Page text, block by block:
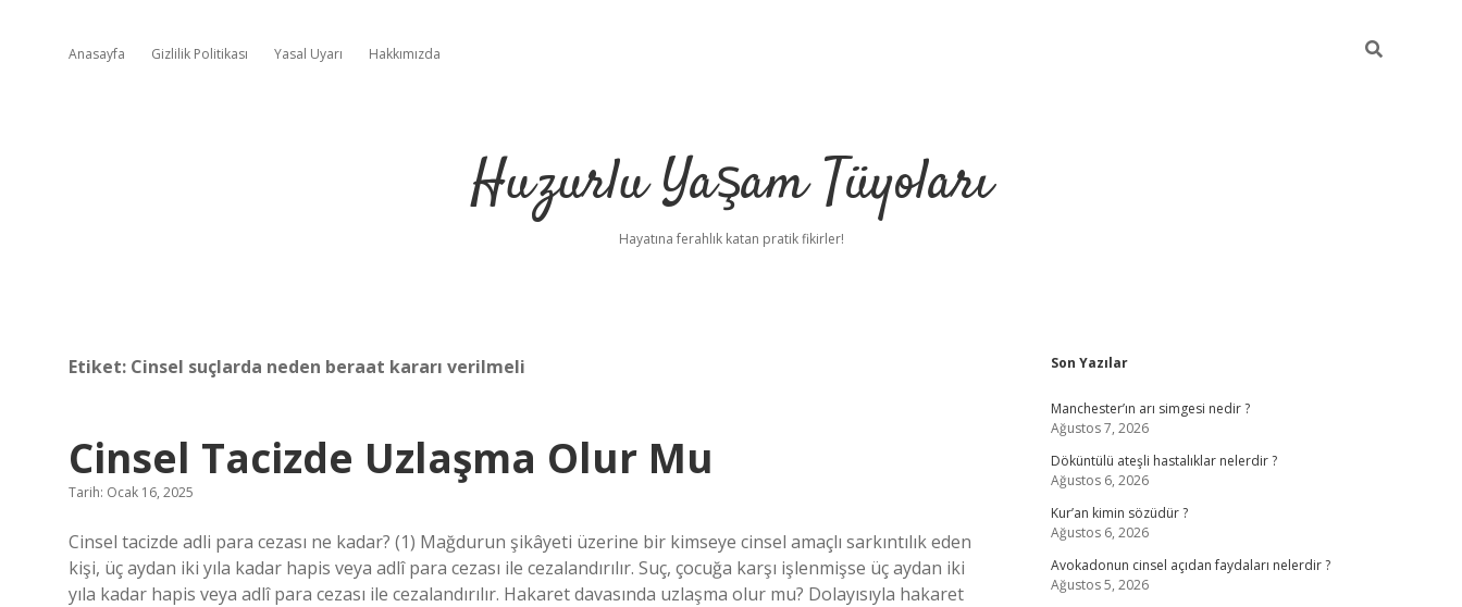
Anasayfa Gizlilik Politikası Yasal Uyarı Hakkımızda
Huzurlu Yaşam Tüyoları
Hayatına ferahlık katan pratik fikirler!
Etiket: Cinsel suçlarda neden beraat kararı verilmeli
Cinsel Tacizde Uzlaşma Olur Mu
Tarih: Ocak 16, 2025
Cinsel tacizde adli para cezası ne kadar? (1) Mağdurun şikâyeti üzerine bir kimseye cinsel amaçlı sarkıntılık eden
kişi, üç aydan iki yıla kadar hapis veya adlî para cezası ile cezalandırılır. Suç, çocuğa karşı işlenmişse üç aydan iki
yıla kadar hapis veya adlî para cezası ile cezalandırılır. Hakaret davasında uzlaşma olur mu? Dolayısıyla hakaret
Sidebar
Son Yazılar
Manchester’ın arı simgesi nedir ?
Ağustos 7, 2026
Döküntülü ateşli hastalıklar nelerdir ?
Ağustos 6, 2026
Kur’an kimin sözüdür ?
Ağustos 6, 2026
Avokadonun cinsel açıdan faydaları nelerdir ?
Ağustos 5, 2026